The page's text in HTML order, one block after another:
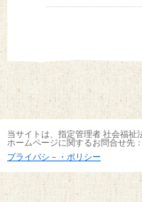
当サイトは、指定管理者 社会福祉
ホームページに関するお問合せ先
プライバシ－・ポリシー